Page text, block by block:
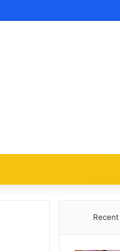
Recent